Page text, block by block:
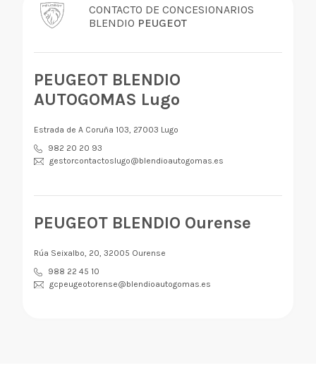
CONTACTO DE CONCESIONARIOS
BLENDIO PEUGEOT
PEUGEOT BLENDIO
AUTOGOMAS Lugo
Estrada de A Coruña 103, 27003 Lugo
982 20 20 93
gestorcontactoslugo@blendioautogomas.es
PEUGEOT BLENDIO Ourense
Rúa Seixalbo, 20, 32005 Ourense
988 22 45 10
gcpeugeotorense@blendioautogomas.es